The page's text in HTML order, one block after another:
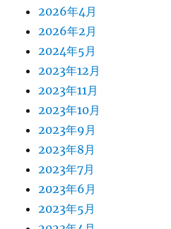
2026年4月
2026年2月
2024年5月
2023年12月
2023年11月
2023年10月
2023年9月
2023年8月
2023年7月
2023年6月
2023年5月